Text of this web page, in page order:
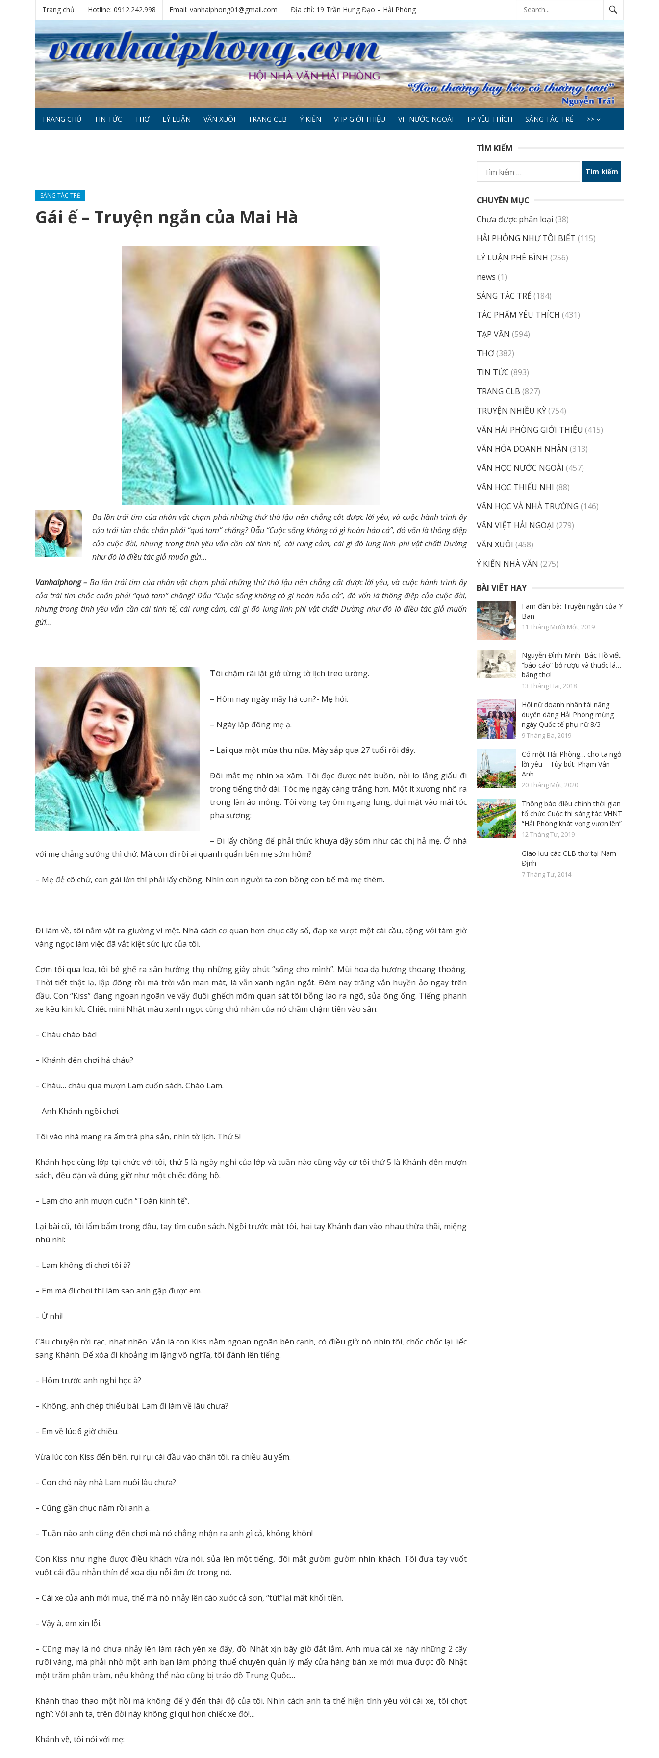
Trang chủ Hotline: 0912.242.998 Email: vanhaiphong01@gmail.com Địa chỉ: 19 Trần Hưng Đạo – Hải Phòng
TRANG CHỦ TIN TỨC THƠ LÝ LUẬN VĂN XUÔI TRANG CLB Ý KIẾN VHP GIỚI THIỆU VH NƯỚC NGOÀI TP YÊU THÍCH SÁNG TÁC TRẺ >>
SÁNG TÁC TRẺ
Gái ế – Truyện ngắn của Mai Hà
Ba lần trái tim của nhân vật chạm phải những thứ thô lậu nên chẳng cất được lời yêu, và cuộc hành trình ấy
của trái tim chắc chắn phải “quá tam” chăng? Dẫu “Cuộc sống không có gì hoàn hảo cả”, đó vốn là thông điệp
của cuộc đời, nhưng trong tình yêu vẫn cần cái tinh tế, cái rung cảm, cái gì đó lung linh phi vật chất! Dường
như đó là điều tác giả muốn gửi…
Vanhaiphong –Ba lần trái tim của nhân vật chạm phải những thứ thô lậu nên chẳng cất được lời yêu, và cuộc hành trình ấy
của trái tim chắc chắn phải “quá tam” chăng? Dẫu “Cuộc sống không có gì hoàn hảo cả”, đó vốn là thông điệp của cuộc đời,
nhưng trong tình yêu vẫn cần cái tinh tế, cái rung cảm, cái gì đó lung linh phi vật chất! Dường như đó là điều tác giả muốn
gửi…
Tôi chậm rãi lật giở từng tờ lịch treo tường.
– Hôm nay ngày mấy hả con?- Mẹ hỏi.
– Ngày lập đông mẹ ạ.
– Lại qua một mùa thu nữa. Mày sắp qua 27 tuổi rồi đấy.
Đôi mắt mẹ nhìn xa xăm. Tôi đọc được nét buồn, nỗi lo lắng giấu đi
trong tiếng thở dài. Tóc mẹ ngày càng trắng hơn. Một ít xương nhô ra
trong làn áo mỏng. Tôi vòng tay ôm ngang lưng, dụi mặt vào mái tóc
pha sương:
– Đi lấy chồng để phải thức khuya dậy sớm như các chị hả mẹ. Ở nhà
với mẹ chẳng sướng thì chớ. Mà con đi rồi ai quanh quẩn bên mẹ sớm hôm?
– Mẹ đẻ cô chứ, con gái lớn thì phải lấy chồng. Nhìn con người ta con bồng con bế mà mẹ thèm.
Đi làm về, tôi nằm vật ra giường vì mệt. Nhà cách cơ quan hơn chục cây số, đạp xe vượt một cái cầu, cộng với tám giờ
vàng ngọc làm việc đã vắt kiệt sức lực của tôi.
Cơm tối qua loa, tôi bê ghế ra sân hưởng thụ những giây phút “sống cho mình”. Mùi hoa dạ hương thoang thoảng.
Thời tiết thật lạ, lập đông rồi mà trời vẫn man mát, lá vẫn xanh ngăn ngắt. Đêm nay trăng vẫn huyền ảo ngay trên
đầu. Con “Kiss” đang ngoan ngoãn ve vẩy đuôi ghếch mõm quan sát tôi bỗng lao ra ngõ, sủa ông ổng. Tiếng phanh
xe kêu kin kít. Chiếc mini Nhật màu xanh ngọc cùng chủ nhân của nó chầm chậm tiến vào sân.
– Cháu chào bác!
– Khánh đến chơi hả cháu?
– Cháu… cháu qua mượn Lam cuốn sách. Chào Lam.
– Anh Khánh ngồi chơi.
Tôi vào nhà mang ra ấm trà pha sẵn, nhìn tờ lịch. Thứ 5!
Khánh học cùng lớp tại chức với tôi, thứ 5 là ngày nghỉ của lớp và tuần nào cũng vậy cứ tối thứ 5 là Khánh đến mượn
sách, đều đặn và đúng giờ như một chiếc đồng hồ.
– Lam cho anh mượn cuốn “Toán kinh tế”.
Lại bài cũ, tôi lẩm bẩm trong đầu, tay tìm cuốn sách. Ngồi trước mặt tôi, hai tay Khánh đan vào nhau thừa thãi, miệng
nhú nhí:
– Lam không đi chơi tối à?
– Em mà đi chơi thì làm sao anh gặp được em.
– Ừ nhỉ!
Câu chuyện rời rạc, nhạt nhẽo. Vẫn là con Kiss nằm ngoan ngoãn bên cạnh, có điều giờ nó nhìn tôi, chốc chốc lại liếc
sang Khánh. Để xóa đi khoảng im lặng vô nghĩa, tôi đành lên tiếng.
– Hôm trước anh nghỉ học à?
– Không, anh chép thiếu bài. Lam đi làm về lâu chưa?
– Em về lúc 6 giờ chiều.
Vừa lúc con Kiss đến bên, rụi rụi cái đầu vào chân tôi, ra chiều âu yếm.
– Con chó này nhà Lam nuôi lâu chưa?
– Cũng gần chục năm rồi anh ạ.
– Tuần nào anh cũng đến chơi mà nó chẳng nhận ra anh gì cả, không khôn!
Con Kiss như nghe được điều khách vừa nói, sủa lên một tiếng, đôi mắt gườm gườm nhìn khách. Tôi đưa tay vuốt
vuốt cái đầu nhẵn thín để xoa dịu nỗi ấm ức trong nó.
– Cái xe của anh mới mua, thế mà nó nhảy lên cào xước cả sơn, “tút’’lại mất khối tiền.
– Vậy à, em xin lỗi.
– Cũng may là nó chưa nhảy lên làm rách yên xe đấy, đồ Nhật xịn bây giờ đắt lắm. Anh mua cái xe này những 2 cây
rưỡi vàng, mà phải nhờ một anh bạn làm phòng thuế chuyên quản lý mấy cửa hàng bán xe mới mua được đồ Nhật
một trăm phần trăm, nếu không thể nào cũng bị tráo đồ Trung Quốc…
Khánh thao thao một hồi mà không để ý đến thái độ của tôi. Nhìn cách anh ta thể hiện tình yêu với cái xe, tôi chợt
nghĩ: Với anh ta, trên đời này không gì quí hơn chiếc xe đó!…
Khánh về, tôi nói với mẹ:
TÌM KIẾM
Tìm
kiếm
CHUYÊN MỤC
Chưa được phân loại (38)
HẢI PHÒNG NHƯ TÔI BIẾT (115)
LÝ LUẬN PHÊ BÌNH (256)
news (1)
SÁNG TÁC TRẺ (184)
TÁC PHẨM YÊU THÍCH (431)
TẠP VĂN (594)
THƠ(382)
TIN TỨC (893)
TRANG CLB (827)
TRUYỆN NHIỀU KỲ(754)
VĂN HẢI PHÒNG GIỚI THIỆU (415)
VĂN HÓA DOANH NHÂN (313)
VĂN HỌC NƯỚC NGOÀI (457)
VĂN HỌC THIẾU NHI (88)
VĂN HỌC VÀ NHÀ TRƯỜNG (146)
VĂN VIỆT HẢI NGOẠI (279)
VĂN XUÔI (458)
Ý KIẾN NHÀ VĂN (275)
BÀI VIẾT HAY
I am đàn bà: Truyện ngắn của Y
Ban
11 Tháng Mười Một, 2019
Nguyễn Đình Minh- Bác Hồ viết
“báo cáo” bỏ rượu và thuốc lá…
bằng thơ!
13 Tháng Hai, 2018
Hội nữ doanh nhân tài năng
duyên dáng Hải Phòng mừng
ngày Quốc tế phụ nữ 8/3
9 Tháng Ba, 2019
Có một Hải Phòng… cho ta ngỏ
lời yêu – Tùy bút: Phạm Vân
Anh
20 Tháng Một, 2020
Thông báo điều chỉnh thời gian
tổ chức Cuộc thi sáng tác VHNT
“Hải Phòng khát vọng vươn lên”
12 Tháng Tư, 2019
Giao lưu các CLB thơ tại Nam
Định
7 Tháng Tư, 2014